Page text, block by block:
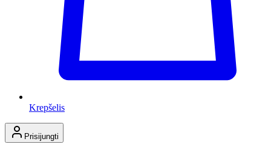
Krepšelis
Prisijungti